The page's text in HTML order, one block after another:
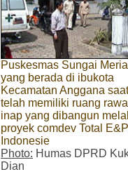
Puskesmas Sungai
yang berada di ibukota
Kecamatan Anggana
telah memiliki ruang
inap yang dibangun
proyek comdev Total E&P
Indonesie
Photo: Humas DPRD
Dian